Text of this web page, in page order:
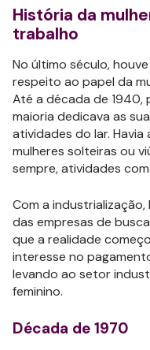
História da
trabalho
No último século,
respeito ao papel da
Até a década de 1940,
maioria dedicava as
atividades do lar. Havia
mulheres solteiras ou
sempre, atividades
Com a
das empresas de
que a realidade
interesse no
levando ao setor
feminino.
Década de 1970